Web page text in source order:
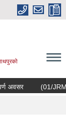
फर्केका ब्यक्तिहरुलाई सुवर्ण अवसर (01/JRM/